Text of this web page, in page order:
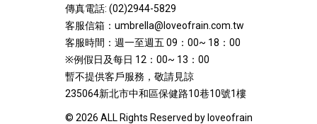
傳真電話: (02)2944-5829
客服信箱：umbrella@loveofrain.com.tw
客服時間：週一至週五 09：00~ 18：00
※例假日及每日 12：00~ 13：00
暫不提供客戶服務，敬請見諒
235064新北市中和區保健路10巷10號1樓
© 2026 ALL Rights Reserved by loveofrain